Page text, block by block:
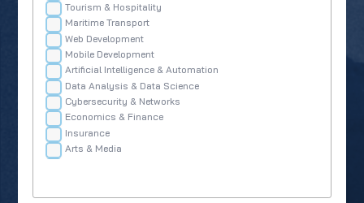
Tourism & Hospitality
Maritime Transport
Web Development
Mobile Development
Artificial Intelligence & Automation
Data Analysis & Data Science
Cybersecurity & Networks
Economics & Finance
Insurance
Arts & Media
Languages